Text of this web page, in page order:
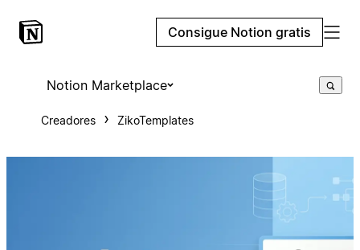
Consigue Notion gratis
Notion Marketplace
Creadores ZikoTemplates